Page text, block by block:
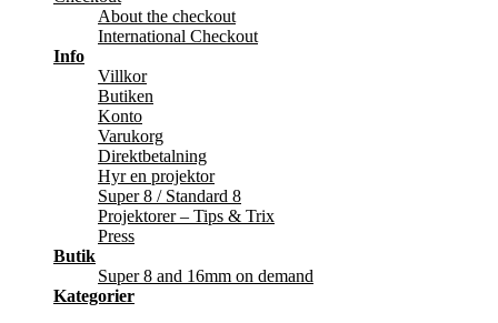
About the checkout
International Checkout
Info
Villkor
Butiken
Konto
Varukorg
Direktbetalning
Hyr en projektor
Super 8 / Standard 8
Projektorer – Tips & Trix
Press
Butik
Super 8 and 16mm on demand
Kategorier